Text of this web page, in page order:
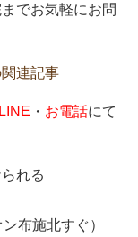
でお気軽にお問
連記事
・ お電話にて
れる
布施北すぐ）